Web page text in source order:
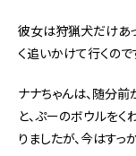
彼女は狩猟犬だけあ
く追いかけて行くので
ナナちゃんは、随分
と、ぷーのボウルを
りましたが、今はすっ